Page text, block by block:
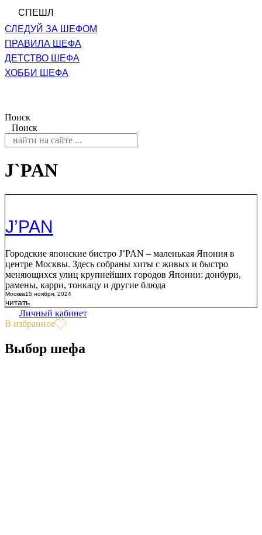
СПЕШЛ
СЛЕДУЙ ЗА ШЕФОМ
ПРАВИЛА ШЕФА
ДЕТСТВО ШЕФА
ХОББИ ШЕФА
Поиск
Поиск
J`PAN
J’PAN
Городские японские бистро J’PAN – маленькая Япония в
центре Москвы. Здесь собраны хиты с живых и быстро
меняющихся улиц крупнейших городов Японии: донбури,
рамены, карри, тонкацу и другие блюда
Москва15 ноября, 2024
читать
Личный кабинет
В избранное
Выбор шефа